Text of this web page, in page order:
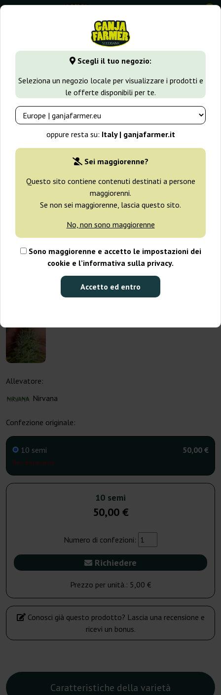
Scegli il tuo negozio:
Seleziona un negozio locale per visualizzare i prodotti e
le offerte disponibili per te.
oppure resta su: Italy | ganjafarmer.it
Sei maggiorenne?
Questo sito contiene contenuti destinati a persone
maggiorenni.
Se non sei maggiorenne, lascia questo sito.
No, non sono maggiorenne
Sono maggiorenne e accetto le impostazioni dei
cookie e l’informativa sulla privacy.
Accetto ed entro
0
GanjaFarmer.it Tipi di Semi Semi Femminizzati di
Allevatore:
Nirvana
Confezione originale:
10 semi
Non disponibile
50,00 €
10 semi
50,00 €
Numero di confezioni:
Richiedere
Prezzo per unità.: 5,00 €
Conosci già questo prodotto? Lascia una recensione e
ricevi un bonus.
Caratteristiche della varietà